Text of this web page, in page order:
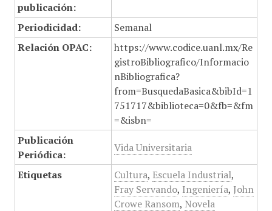
publicación:
Periodicidad:
Semanal
Relación OPAC:
https://www.codice.uanl.mx/Re
gistroBibliografico/Informacio
nBibliografica?
from=BusquedaBasica&bibId=1
751717&biblioteca=0&fb=&fm
=&isbn=
Publicación
Periódica:
Vida Universitaria
Etiquetas Cultura, Escuela Industrial,
Fray Servando, Ingeniería, John
Crowe Ransom, Novela